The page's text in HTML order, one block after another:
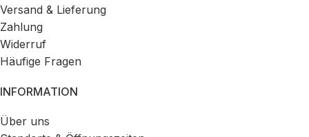
Versand & Lieferung
Zahlung
Widerruf
Häufige Fragen
INFORMATION
Über uns